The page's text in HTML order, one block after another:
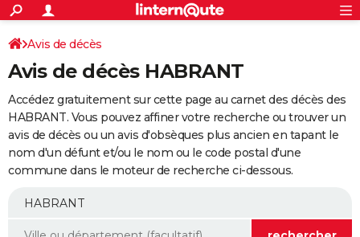
ACTUALITÉS
Politique
Société
Faits Divers
Education
Monde
Villes
+
SPORT
Coupe du monde 2026
Football
Tennis
Cyclisme
Rugby
Forum
Programme TV
TNT
Streaming
Cinéma
Sorties cinéma
Musique
+
FINANCE
Retraite
Epargne
Immobilier
Risques naturels par ville
Banque
Assurance
AUTO
Essais
Réserver un essai
Citadines
Berlines
SUV
Forum auto
+
Mobiles
Meilleur smartphone
Internet
Ordinateurs
Jeux vidéo
Guide high-tech
Avis de décès
Avis de décès HABRANT
Accédez gratuitement sur cette page au carnet des décès des
HABRANT. Vous pouvez affiner votre recherche ou trouver un
avis de décès ou un avis d'obsèques plus ancien en tapant le
nom d'un défunt et/ou le nom ou le code postal d'une
commune dans le moteur de recherche ci-dessous.